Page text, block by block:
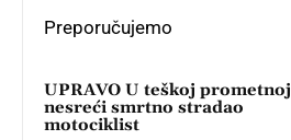
Preporučujemo
UPRAVO U teškoj prometnoj
nesreći smrtno stradao
motociklist